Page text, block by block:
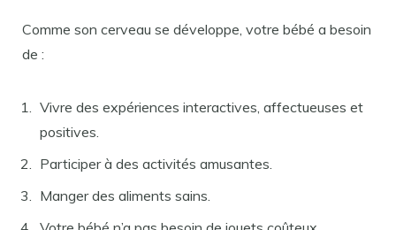
Comme son cerveau se développe, votre bébé a besoin
de :
Vivre des expériences interactives, affectueuses et
positives.
Participer à des activités amusantes.
Manger des aliments sains.